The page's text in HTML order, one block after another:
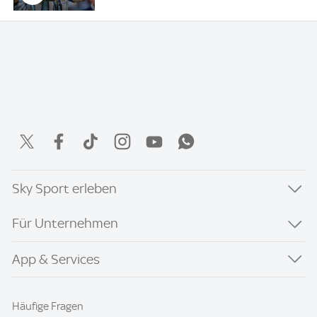
Sky Sport erleben
Für Unternehmen
App & Services
Häufige Fragen